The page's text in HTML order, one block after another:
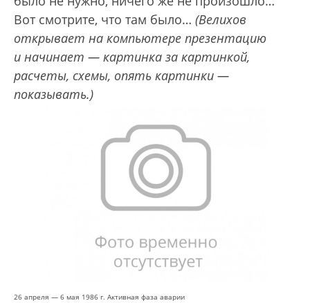
Вот смотрите, что там было… (Велихов
открывает на компьютере презентацию
и начинает — картинка за картинкой,
расчеты, схемы, опять картинки —
показывать.)
26 апреля — 6 мая 1986 г. Активная фаза аварии